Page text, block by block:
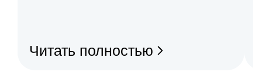
Читать полностью